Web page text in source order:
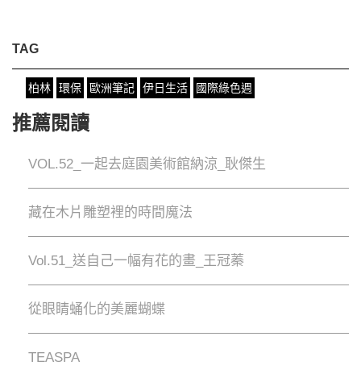
TAG
柏林 環保 歐洲筆記 伊日生活 國際綠色週
推薦閱讀
VOL.52_一起去庭園美術館納涼_耿傑生
藏在木片雕塑裡的時間魔法
Vol.51_送自己一幅有花的畫_王冠蓁
從眼睛蛹化的美麗蝴蝶
TEASPA